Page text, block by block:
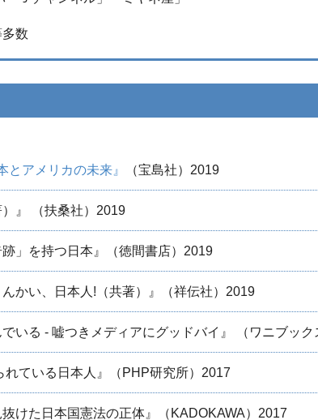
数
とアメリカの未来』 （宝島社）2019
）』 （扶桑社）2019
跡」を持つ日本』（徳間書店）2019
んかい、日本人!（共著）』（祥伝社）2019
でいる - 嘘つきメディアにグッドバイ』 （ワニブッ
れている日本人』（PHP研究所）2017
抜けた日本国憲法の正体』（KADOKAWA）2017